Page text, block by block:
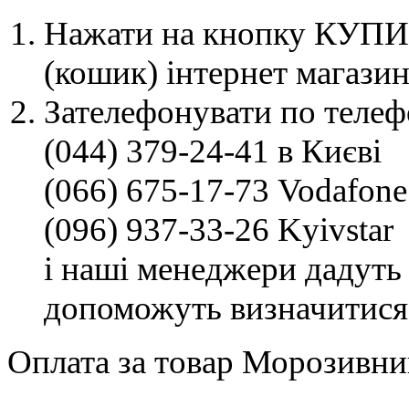
Нажати на кнопку
(кошик) інтернет
Зателефонувати по
(044) 379-24-41 в Києві
(066) 675-17-73 Vodafone
(096) 937-33-26 Kyivstar
і наші менеджери дадуть
допоможуть
Оплата за товар